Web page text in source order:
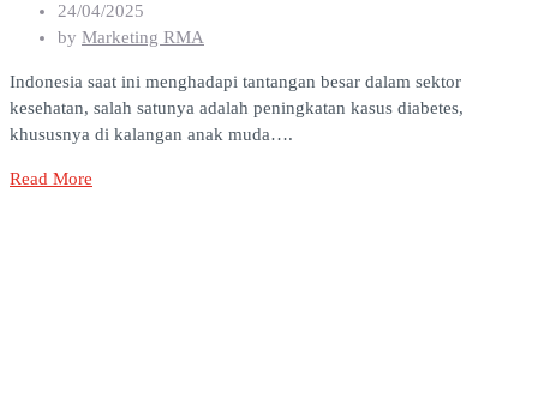
24/04/2025
by Marketing RMA
Indonesia saat ini menghadapi tantangan besar dalam sektor
kesehatan, salah satunya adalah peningkatan kasus diabetes,
khususnya di kalangan anak muda….
Read More